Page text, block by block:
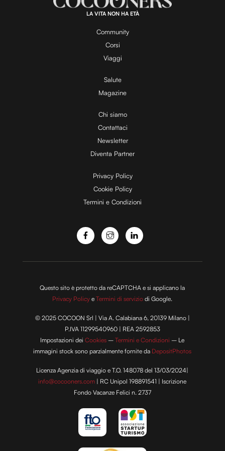
y
V
i
d
e
o
0
0
.
0
LA VITA NON HA ETÀ
Community
Corsi
Viaggi
Salute
Magazine
Chi siamo
Contattaci
Newsletter
Diventa Partner
Privacy Policy
Cookie Policy
Termini e Condizioni
Questo sito è protetto da reCAPTCHA e si applicano la
Privacy Policy eTermini di servizio di Google.
© 2025 COCOON Srl | Via A. Calabiana 6, 20139 Milano |
P.IVA 11299540960 | REA 2592853
Impostazioni deiCookies –Termini e Condizioni – Le
immagini stock sono parzialmente fornite da DepositPhotos
Licenza Agenzia di viaggio e T.O. 148078 del 13/03/2024|
info@cocooners.com | RC Unipol 198891541 | Iscrizione
Fondo Vacanze Felici n. 2737